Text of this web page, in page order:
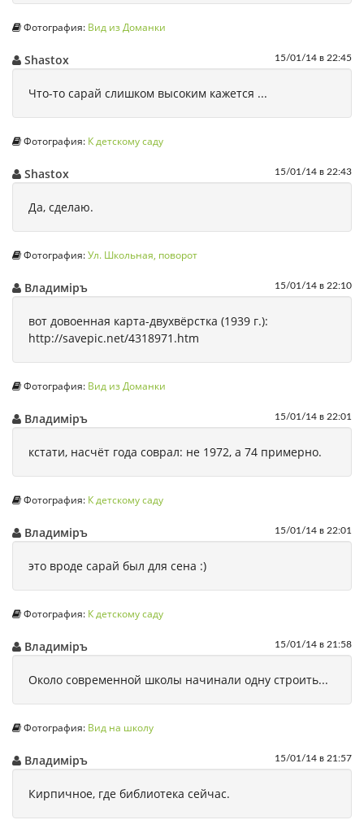
Фотография: Вид из Доманки
15/01/14 в 22:45
Shastox
Что-то сарай слишком высоким кажется ...
Фотография: К детскому саду
15/01/14 в 22:43
Shastox
Да, сделаю.
Фотография:Ул. Школьная, поворот
15/01/14 в 22:10
Владимiръ
вот довоенная карта-двухвёрстка (1939 г.):
http://savepic.net/4318971.htm
Фотография: Вид из Доманки
15/01/14 в 22:01
Владимiръ
кстати, насчёт года соврал: не 1972, а 74 примерно.
Фотография: К детскому саду
15/01/14 в 22:01
Владимiръ
это вроде сарай был для сена :)
Фотография: К детскому саду
15/01/14 в 21:58
Владимiръ
Около современной школы начинали одну строить...
Фотография: Вид на школу
15/01/14 в 21:57
Владимiръ
Кирпичное, где библиотека сейчас.